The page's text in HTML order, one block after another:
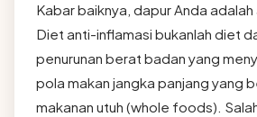
Kabar baiknya, dapur Anda
Diet anti-inflamasi bukanlah diet
penurunan berat badan yang
pola makan jangka panjang yang
makanan utuh (whole foods).